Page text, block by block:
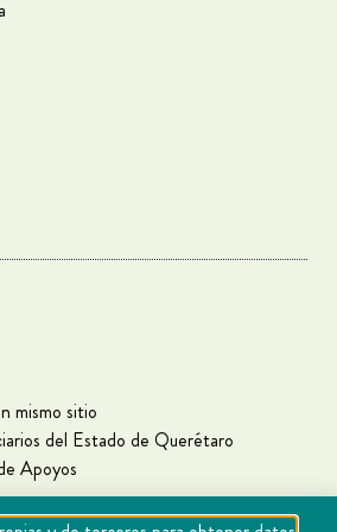
mismo sitio
del Estado de Querétaro
Apoyos